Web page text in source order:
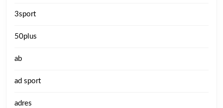
3sport
50plus
ab
ad sport
adres